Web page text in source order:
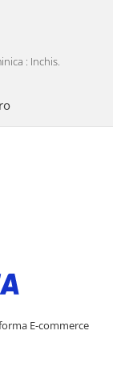
: Inchis.
E-commerce